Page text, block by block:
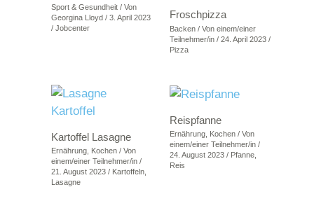
Sport & Gesundheit/ Von
Georgina Lloyd / 3. April 2023
/ Jobcenter
Froschpizza
Backen/ Von einem/einer
Teilnehmer/in / 24. April 2023 /
Pizza
Kartoffel Lasagne
Ernährung, Kochen/ Von
einem/einer Teilnehmer/in /
21. August 2023 / Kartoffeln,
Lasagne
Reispfanne
Ernährung, Kochen/ Von
einem/einer Teilnehmer/in /
24. August 2023 / Pfanne,
Reis